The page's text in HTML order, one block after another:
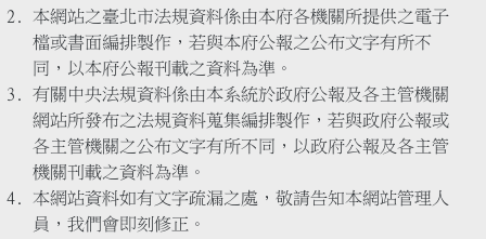
本網站之臺北市法規資料係由本府各機關所提供之電子
檔或書面編排製作，若與本府公報之公布文字有所不
同，以本府公報刊載之資料為準。
有關中央法規資料係由本系統於政府公報及各主管機關
網站所發布之法規資料蒐集編排製作，若與政府公報或
各主管機關之公布文字有所不同，以政府公報及各主管
機關刊載之資料為準。
本網站資料如有文字疏漏之處，敬請告知本網站管理人
員，我們會即刻修正。